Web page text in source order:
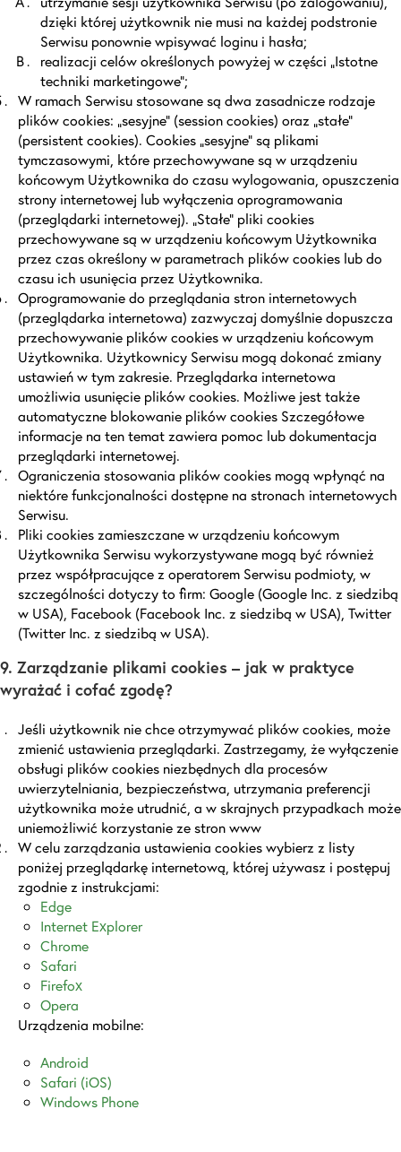
dzięki której użytkownik nie musi na każdej podstronie
Serwisu ponownie wpisywać loginu i hasła;
realizacji celów określonych powyżej w części „Istotne
techniki marketingowe”;
W ramach Serwisu stosowane są dwa zasadnicze rodzaje
plików cookies: „sesyjne” (session cookies) oraz „stałe”
(persistent cookies). Cookies „sesyjne” są plikami
tymczasowymi, które przechowywane są w urządzeniu
końcowym Użytkownika do czasu wylogowania, opuszczenia
strony internetowej lub wyłączenia oprogramowania
(przeglądarki internetowej). „Stałe” pliki cookies
przechowywane są w urządzeniu końcowym Użytkownika
przez czas określony w parametrach plików cookies lub do
czasu ich usunięcia przez Użytkownika.
Oprogramowanie do przeglądania stron internetowych
(przeglądarka internetowa) zazwyczaj domyślnie dopuszcza
przechowywanie plików cookies w urządzeniu końcowym
Użytkownika. Użytkownicy Serwisu mogą dokonać zmiany
ustawień w tym zakresie. Przeglądarka internetowa
umożliwia usunięcie plików cookies. Możliwe jest także
automatyczne blokowanie plików cookies Szczegółowe
informacje na ten temat zawiera pomoc lub dokumentacja
przeglądarki internetowej.
Ograniczenia stosowania plików cookies mogą wpłynąć na
niektóre funkcjonalności dostępne na stronach internetowych
Serwisu.
Pliki cookies zamieszczane w urządzeniu końcowym
Użytkownika Serwisu wykorzystywane mogą być również
przez współpracujące z operatorem Serwisu podmioty, w
szczególności dotyczy to firm: Google (Google Inc. z siedzibą
w USA), Facebook (Facebook Inc. z siedzibą w USA), Twitter
(Twitter Inc. z siedzibą w USA).
9. Zarządzanie plikami cookies – jak w praktyce
wyrażać i cofać zgodę?
Jeśli użytkownik nie chce otrzymywać plików cookies, może
zmienić ustawienia przeglądarki. Zastrzegamy, że wyłączenie
obsługi plików cookies niezbędnych dla procesów
uwierzytelniania, bezpieczeństwa, utrzymania preferencji
użytkownika może utrudnić, a w skrajnych przypadkach może
uniemożliwić korzystanie ze stron www
W celu zarządzania ustawienia cookies wybierz z listy
poniżej przeglądarkę internetową, której używasz i postępuj
zgodnie z instrukcjami:
Edge
Internet Explorer
Chrome
Safari
Firefox
Opera
Urządzenia mobilne:
Android
Safari (iOS)
Windows Phone